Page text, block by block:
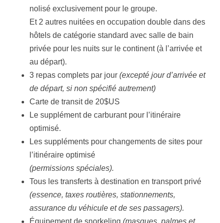
nolisé exclusivement pour le groupe.
Et 2 autres nuitées en occupation double dans des
hôtels de catégorie standard avec salle de bain
privée pour les nuits sur le continent (à l’arrivée et
au départ).
3 repas complets par jour (excepté jour d’arrivée et
de départ, si non spécifié autrement)
Carte de transit de 20$US
Le supplément de carburant pour l’itinéraire
optimisé.
Les suppléments pour changements de sites pour
l’itinéraire optimisé
(permissions spéciales).
Tous les transferts à destination en transport privé
(essence, taxes routières, stationnements,
assurance du véhicule et de ses passagers).
Équipement de snorkeling (masques, palmes et